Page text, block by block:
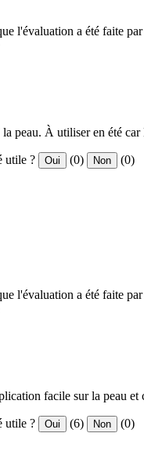
l'évaluation a été faite
peau. À utiliser en été
utile ? Oui (0) Non (0)
l'évaluation a été faite
facile sur la peau
utile ? Oui (6) Non (0)